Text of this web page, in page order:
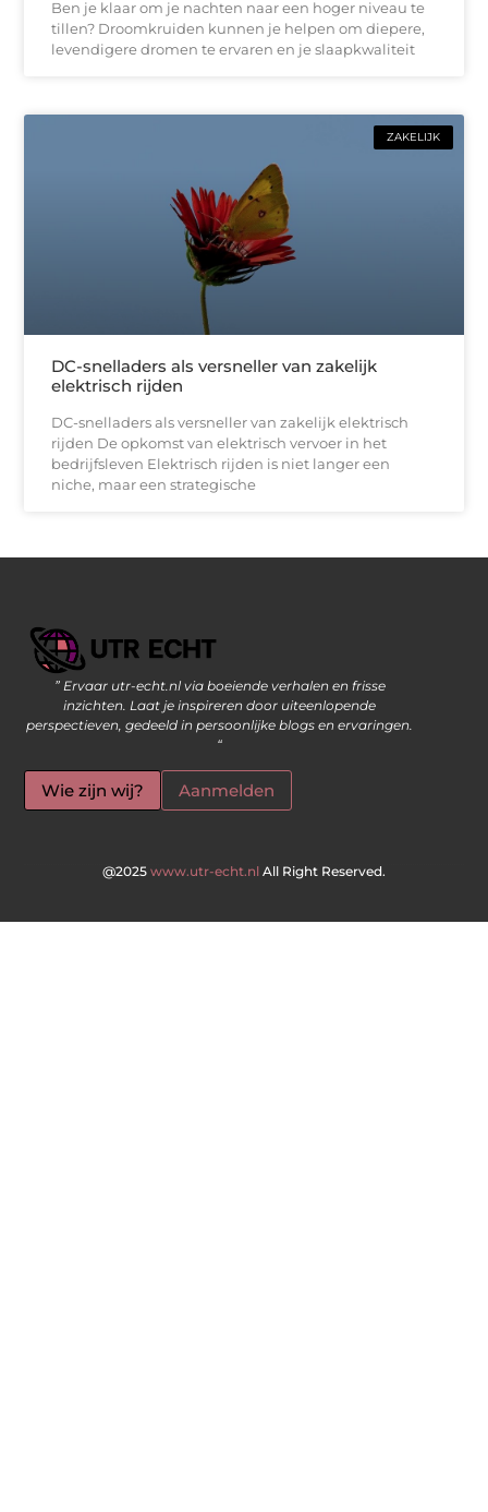
Ben je klaar om je nachten naar een hoger niveau te
tillen? Droomkruiden kunnen je helpen om diepere,
levendigere dromen te ervaren en je slaapkwaliteit
ZAKELIJK
DC-snelladers als versneller van zakelijk
elektrisch rijden
DC-snelladers als versneller van zakelijk elektrisch
rijden De opkomst van elektrisch vervoer in het
bedrijfsleven Elektrisch rijden is niet langer een
niche, maar een strategische
” Ervaar utr-echt.nl via boeiende verhalen en frisse
inzichten. Laat je inspireren door uiteenlopende
perspectieven, gedeeld in persoonlijke blogs en ervaringen.
“
Wie zijn wij? Aanmelden
@2025 www.utr-echt.nl All Right Reserved.